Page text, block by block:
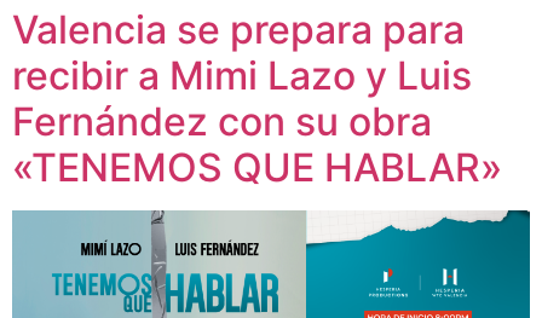
Valencia se prepara para
recibir a Mimi Lazo y Luis
Fernández con su obra
«TENEMOS QUE HABLAR»